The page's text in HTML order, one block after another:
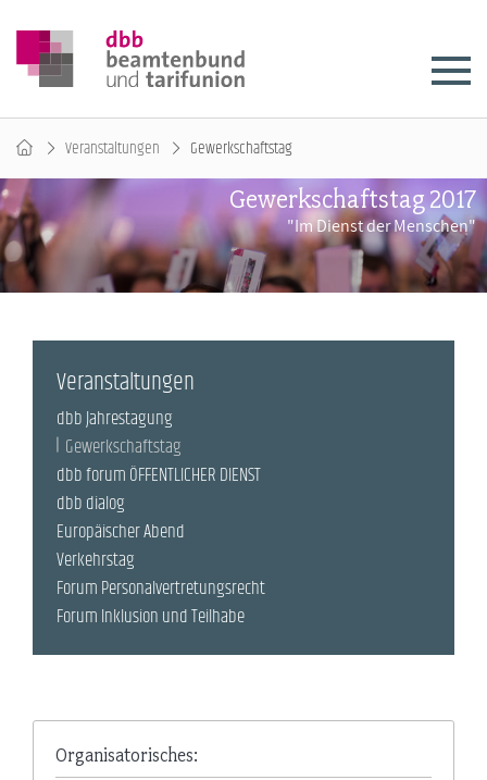
Veranstaltungen Gewerkschaftstag
Gewerkschaftstag 2017
"Im Dienst der Menschen"
Organisatorisches:
Veranstaltungen
dbb Jahrestagung
Gewerkschaftstag
dbb forum ÖFFENTLICHER DIENST
dbb dialog
Europäischer Abend
Verkehrstag
Forum Personalvertretungsrecht
Forum Inklusion und Teilhabe